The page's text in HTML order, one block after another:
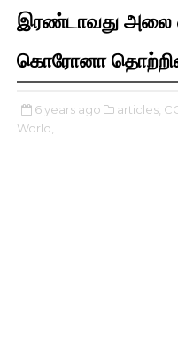
இரண்டாவது அலை
கொரோனா
6 years ago articles,
World,